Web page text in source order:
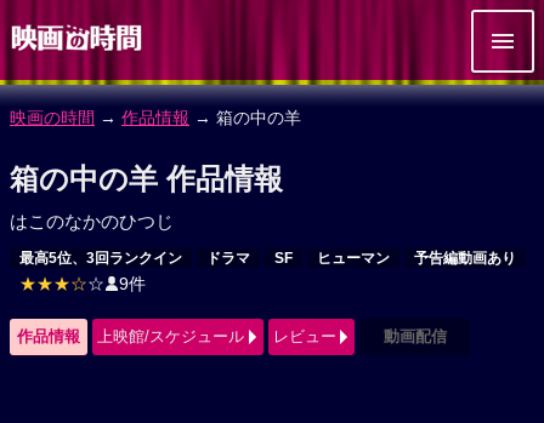
映画の時間 → 作品情報 → 箱の中の羊
箱の中の羊 作品情報
はこのなかのひつじ
最高5位、3回ランクイン ドラマ SF ヒューマン 予告編動画あり
★★★☆☆ 9件
作品情報 上映館/スケジュール レビュー 動画配信